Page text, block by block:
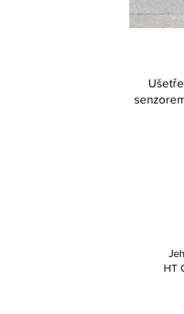
HT